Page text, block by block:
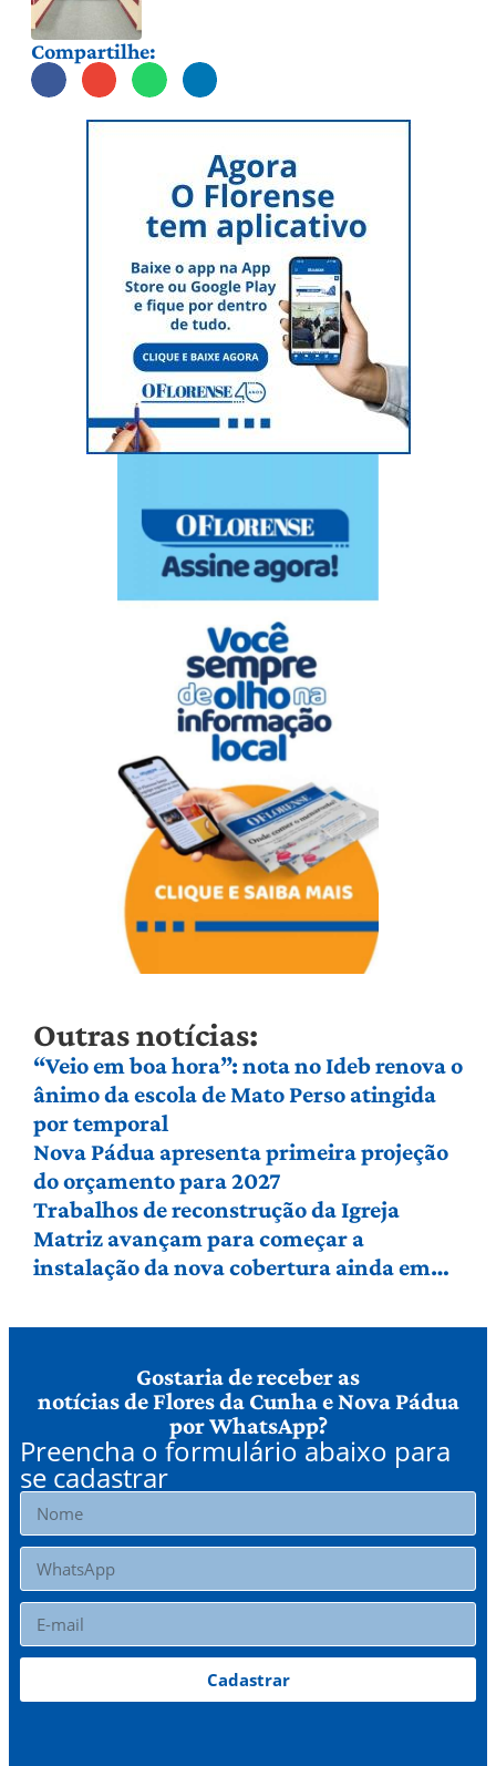
Compartilhe:
Outras notícias:
“Veio em boa hora”: nota no Ideb renova o
ânimo da escola de Mato Perso atingida
por temporal
Nova Pádua apresenta primeira projeção
do orçamento para 2027
Trabalhos de reconstrução da Igreja
Matriz avançam para começar a
instalação da nova cobertura ainda em
Gostaria de receber as
notícias de Flores da Cunha e Nova Pádua
por WhatsApp?
Preencha o formulário abaixo para
se cadastrar
Cadastrar